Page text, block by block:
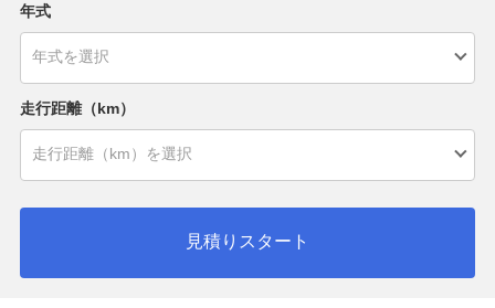
年式
走行距離（km）
見積りスタート